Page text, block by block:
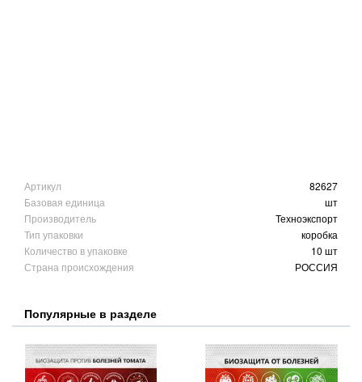
Артикул
82627
Базовая единица
шт
Производитель
Техноэкспорт
Тип упаковки
коробка
Количество в упаковке
10 шт
Страна происхождения
РОССИЯ
Популярные в разделе